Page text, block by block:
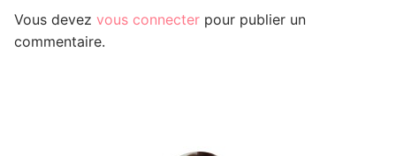
Vous devez vous connecter pour publier un
commentaire.